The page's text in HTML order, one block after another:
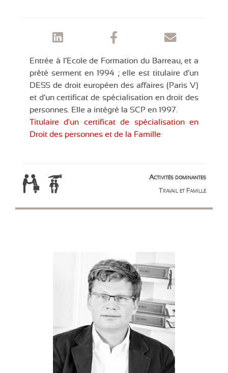
Entrée à l’Ecole de Formation du Barreau, et a
prêté serment en 1994 ; elle est titulaire d’un
DESS de droit européen des affaires (Paris V)
et d’un certificat de spécialisation en droit des
personnes. Elle a intégré la SCP en 1997.
Titulaire d'un certificat de spécialisation en
Droit des personnes et de la Famille
Activités dominantes
Travail et Famille